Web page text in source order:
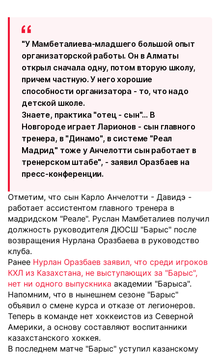
"У Мамбеталиева-младшего большой опыт
организаторской работы. Он в Алматы
открыл сначала одну, потом вторую школу,
причем частную. У него хорошие
способности организатора - то, что надо
детской школе.
Знаете, практика "отец - сын"... В
Новгороде играет Ларионов - сын главного
тренера, в "Динамо", в системе "Реал
Мадрид" тоже у Анчелотти сын работает в
тренерском штабе", - заявил Оразбаев на
пресс-конференции.
Отметим, что сын Карло Анчелотти - Давидэ -
работает ассистентом главного тренера в
мадридском "Реале". Руслан Мамбеталиев получил
должность руководителя ДЮСШ "Барыс" после
возвращения Нурлана Оразбаева в руководство
клуба.
Ранее Нурлан Оразбаев заявил, что среди игроков
КХЛ из Казахстана, не выступающих за "Барыс",
нет ни одного выпускника академии "Барыса".
Напомним, что в нынешнем сезоне "Барыс"
объявил о смене курса и отказе от легионеров.
Теперь в команде нет хоккеистов из Северной
Америки, а основу составляют воспитанники
казахстанского хоккея.
В последнем матче "Барыс" уступил казанскому